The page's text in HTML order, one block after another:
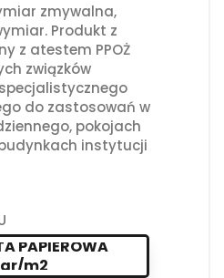
zmywalna,
Produkt z
z atestem PPOŻ
związków
do zastosowań w
pokojach
instytucji
PAPIEROWA
m2